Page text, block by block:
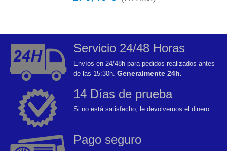
Servicio 24/48 Horas
Envíos en 24/48h para pedidos realizados antes
de las 15:30h. Generalmente 24h.
14 Días de prueba
Si no está satisfecho, le devolvemos el dinero
Pago seguro